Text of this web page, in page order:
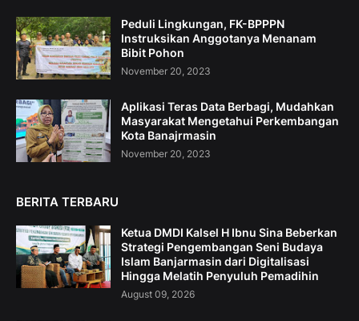
Peduli Lingkungan, FK-BPPPN
Instruksikan Anggotanya Menanam
Bibit Pohon
November 20, 2023
Aplikasi Teras Data Berbagi, Mudahkan
Masyarakat Mengetahui Perkembangan
Kota Banajrmasin
November 20, 2023
BERITA TERBARU
Ketua DMDI Kalsel H Ibnu Sina Beberkan
Strategi Pengembangan Seni Budaya
Islam Banjarmasin dari Digitalisasi
Hingga Melatih Penyuluh Pemadihin
August 09, 2026